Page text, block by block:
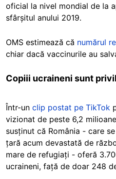
oficial la nivel mondial de la
sfârșitul anului 2019.
OMS estimează că numărul
chiar dacă vaccinurile au
Copiii ucraineni sunt
Într-un clip postat pe TikTok
vizionat de peste 6,2
susținut că România - care
țară acum devastată de
mare de refugiați - oferă
ucraineni, față de doar 248